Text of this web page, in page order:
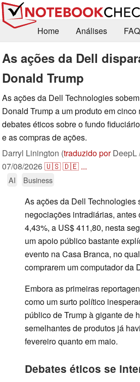
Home
Análises
As ações da Dell
Donald Trump
As ações da Dell Technologies
Donald Trump a um produto em
debates éticos sobre o fundo
e as compras de ações.
Darryl Linington (traduzido porDeepL
07/08/2026🇺🇸🇩🇪 ...
AI Business
As ações da Dell Technologies
negociações intradiárias, antes
4,43%, a US$ 411,80, nesta
um apoio público bastante
evento na Casa Branca, no
comprarem um computador da
Embora as primeiras
como um surto político
público de Trump à gigante de
semelhantes de produtos já
fevereiro quanto em maio.
Debates éticos se